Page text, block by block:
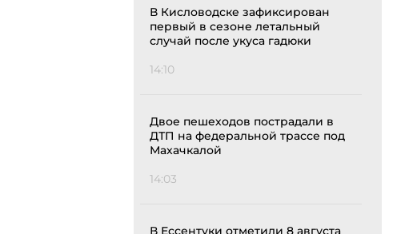
В Кисловодске зафиксирован
первый в сезоне летальный
случай после укуса гадюки
14:10
Двое пешеходов пострадали в
ДТП на федеральной трассе под
Махачкалой
14:03